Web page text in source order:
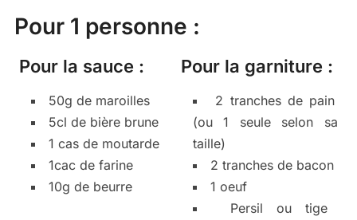
Pour 1 personne :
Pour la sauce :
50g de maroilles
5cl de bière brune
1 cas de moutarde
1cac de farine
10g de beurre
Pour la garniture :
2 tranches de pain
(ou 1 seule selon sa
taille)
2 tranches de bacon
1 oeuf
Persil ou tige